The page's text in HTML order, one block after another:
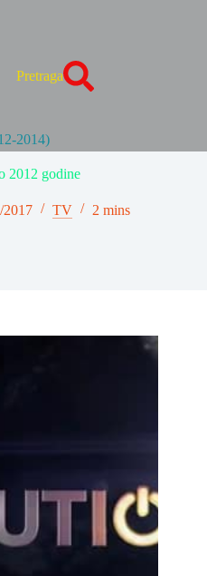
Pretraga
2014)
2012 godine
2017 TV 2 mins